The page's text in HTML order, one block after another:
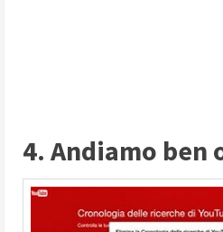
4. Andiamo ben